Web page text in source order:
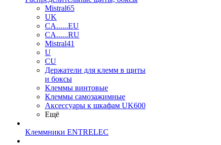
Mistral65
UK
CA......EU
CA......RU
Mistral41
U
CU
Держатели для клемм в щиты
и боксы
Клеммы винтовые
Клеммы самозажимные
Аксессуары к шкафам UK600
Ещё
Клеммники ENTRELEC